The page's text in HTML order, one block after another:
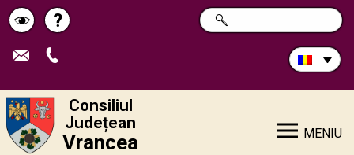
Schimbă
contrastul
Pagina
de
?
Caută
în
CAUTĂ
Consiliul
Județean
Vrancea MENIU